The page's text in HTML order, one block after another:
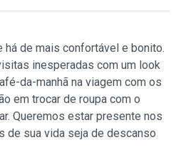
há de mais confortável e bonito.
inesperadas com um look
da-manhã na viagem com os
em trocar de roupa com o
Queremos estar presente nos
de sua vida seja de descanso